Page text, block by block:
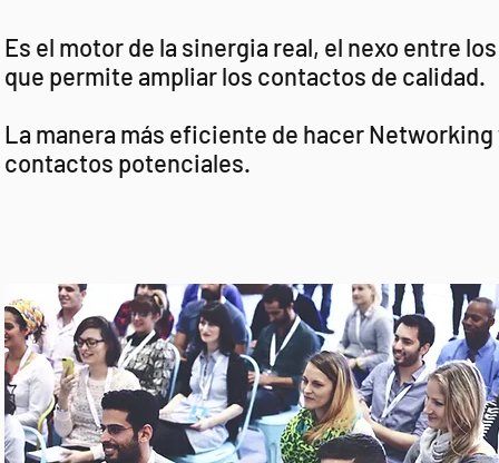
Es el motor de la sinergia real, el nexo entre
que permite ampliar los contactos de calidad.
La manera más eficiente de hacer Networking
contactos potenciales.